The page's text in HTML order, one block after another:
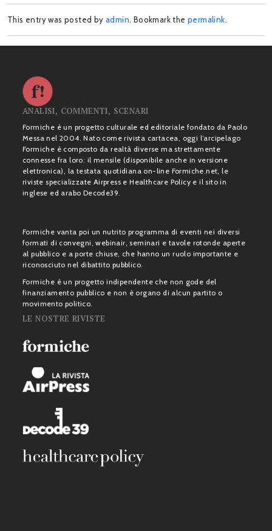
This entry was posted by admin. Bookmark thepermalink.
ANALISI, COMMENTI, SCENARI
Formiche è un progetto culturale ed editoriale fondato da Paolo
Messa nel 2004. Nato come rivista cartacea, oggi l’arcipelago
Formiche è composto da realtà diverse ma strettamente
connesse fra loro: il mensile (disponibile anche in versione
elettronica), la testata quotidiana on-line Formiche.net, le
riviste specializzate Airpress e Healthcare Policy e il sito in
inglese ed arabo Decode39.
Formiche vanta poi un nutrito programma di eventi nei diversi
formati di convegni, webinair, seminari e tavole rotonde aperte
al pubblico e a porte chiuse, che hanno un ruolo importante e
riconosciuto nel dibattito pubblico.
Formiche è un progetto indipendente che non gode del
finanziamento pubblico e non è organo di alcun partito o
movimento politico.
LE NOSTRE RIVISTE